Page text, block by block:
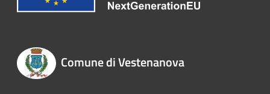
Comune di Vestenanova